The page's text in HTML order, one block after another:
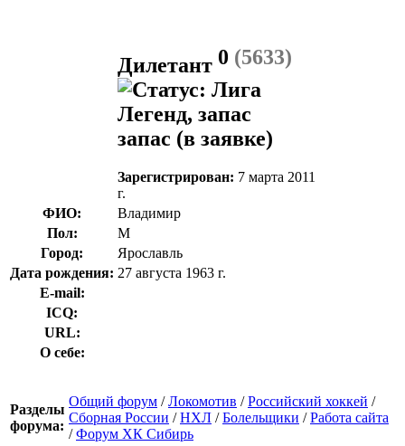
Дилетант 0 (5633)
запас (в заявке)
Зарегистрирован: 7 марта 2011
г.
ФИО:
Владимир
Пол:
М
Город:
Ярославль
Дата рождения: 27 августа 1963 г.
E-mail:
ICQ:
URL:
О себе:
Разделы
форума:
Общий форум /Локомотив /Российский хоккей /
Сборная России /НХЛ /Болельщики /Работа сайта
/Форум ХК Сибирь